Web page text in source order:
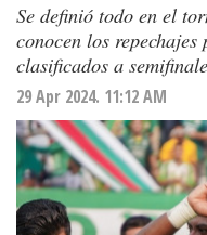
Se definió todo en el
conocen los
clasificados a
29 Apr 2024. 11:12 AM